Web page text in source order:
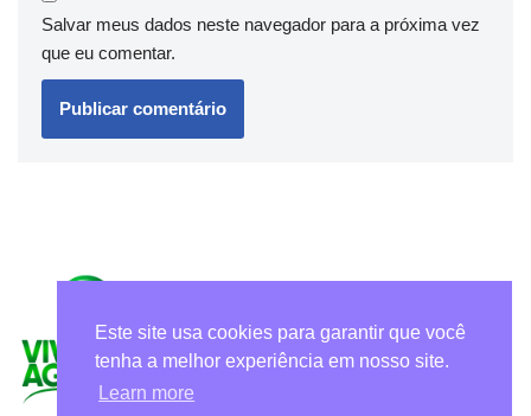
Salvar meus dados neste navegador para a próxima vez
que eu comentar.
Este site usa cookies para garantir que você
tenha a melhor experiência em nosso site.
Learn more